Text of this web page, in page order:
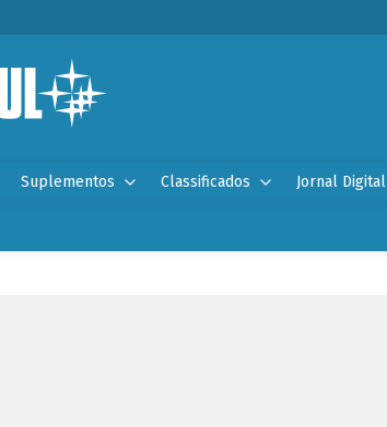
Suplementos Classificados Jornal Digital